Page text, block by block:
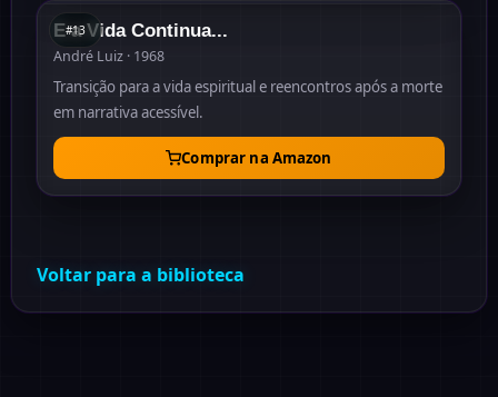
#13
E a Vida Continua...
André Luiz · 1968
Transição para a vida espiritual e reencontros após a morte
em narrativa acessível.
Comprar na Amazon
Voltar para a biblioteca